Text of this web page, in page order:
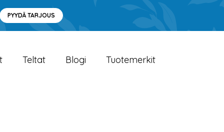
PYYDÄ TARJOUS
Teltat Blogi Tuotemerkit